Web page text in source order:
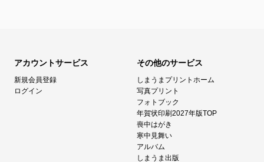
アカウントサービス
新規会員登録
ログイン
その他のサービス
しまうまプリントホーム
写真プリント
フォトブック
年賀状印刷2027年版TOP
喪中はがき
寒中見舞い
アルバム
しまうま出版